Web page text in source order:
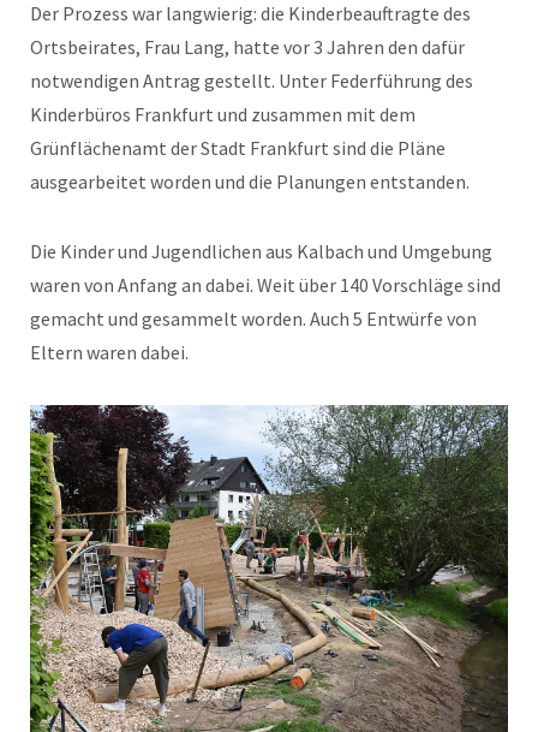
Der Prozess war langwierig: die Kinderbeauftragte des
Ortsbeirates, Frau Lang, hatte vor 3 Jahren den dafür
notwendigen Antrag gestellt. Unter Federführung des
Kinderbüros Frankfurt und zusammen mit dem
Grünflächenamt der Stadt Frankfurt sind die Pläne
ausgearbeitet worden und die Planungen entstanden.
Die Kinder und Jugendlichen aus Kalbach und Umgebung
waren von Anfang an dabei. Weit über 140 Vorschläge sind
gemacht und gesammelt worden. Auch 5 Entwürfe von
Eltern waren dabei.